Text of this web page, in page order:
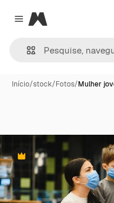
Close menu
Magnific
Início/stock/Fotos/Mulher
Premium